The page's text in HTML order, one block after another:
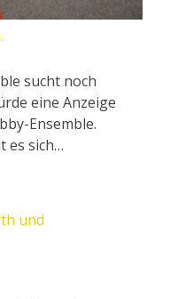
sucht noch
eine Anzeige
Ensemble.
es sich…